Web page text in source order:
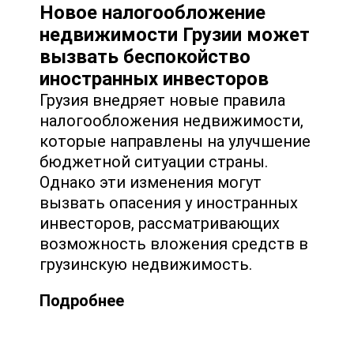
Новое налогообложение
недвижимости Грузии может
вызвать беспокойство
иностранных инвесторов
Грузия внедряет новые правила
налогообложения недвижимости,
которые направлены на улучшение
бюджетной ситуации страны.
Однако эти изменения могут
вызвать опасения у иностранных
инвесторов, рассматривающих
возможность вложения средств в
грузинскую недвижимость.
Подробнее